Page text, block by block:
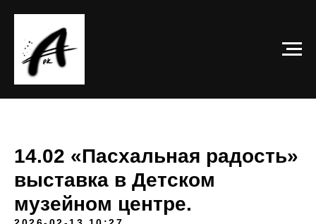
14.02 «Пасхальная радость»
выставка в Детском
музейном центре.